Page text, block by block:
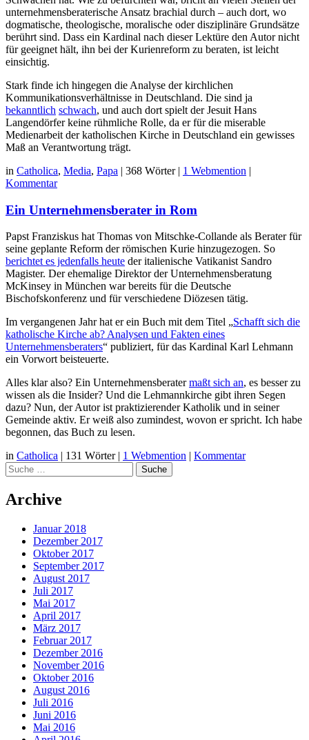
unternehmensberaterische Ansatz brachial durch – auch dort, wo
dogmatische, theologische, moralische oder disziplinäre Grundsätze
berührt sind. Dass ein Kardinal nach dieser Lektüre den Autor nicht
für geeignet hält, ihn bei der Kurienreform zu beraten, ist leicht
einsichtig.
Stark finde ich hingegen die Analyse der kirchlichen
Kommunikationsverhältnisse in Deutschland. Die sind ja
bekanntlich schwach, und auch dort spielt der Jesuit Hans
Langendörfer keine rühmliche Rolle, da er für die miserable
Medienarbeit der katholischen Kirche in Deutschland ein gewisses
Maß an Verantwortung trägt.
in Catholica, Media, Papa | 368 Wörter | 1 Webmention |
Kommentar
Ein Unternehmensberater in Rom
Papst Franziskus hat Thomas von Mitschke-Collande als Berater für
seine geplante Reform der römischen Kurie hinzugezogen. So
berichtet es jedenfalls heute der italienische Vatikanist Sandro
Magister. Der ehemalige Direktor der Unternehmensberatung
McKinsey in München war bereits für die Deutsche
Bischofskonferenz und für verschiedene Diözesen tätig.
Im vergangenen Jahr hat er ein Buch mit dem Titel „Schafft sich die
katholische Kirche ab? Analysen und Fakten eines
Unternehmensberaters“ publiziert, für das Kardinal Karl Lehmann
ein Vorwort beisteuerte.
Alles klar also? Ein Unternehmensberatermaßt sich an, es besser zu
wissen als die Insider? Und die Lehmannkirche gibt ihren Segen
dazu? Nun, der Autor ist praktizierender Katholik und in seiner
Gemeinde aktiv. Er weiß also zumindest, wovon er spricht. Ich habe
begonnen, das Buch zu lesen.
in Catholica 131 Wörter 1 Webmention
Kommentar
Suche
Archive
Januar 2018
Dezember 2017
Oktober 2017
September 2017
August 2017
Juli 2017
Mai 2017
April 2017
März 2017
Februar 2017
Dezember 2016
November 2016
Oktober 2016
August 2016
Juli 2016
Juni 2016
Mai 2016